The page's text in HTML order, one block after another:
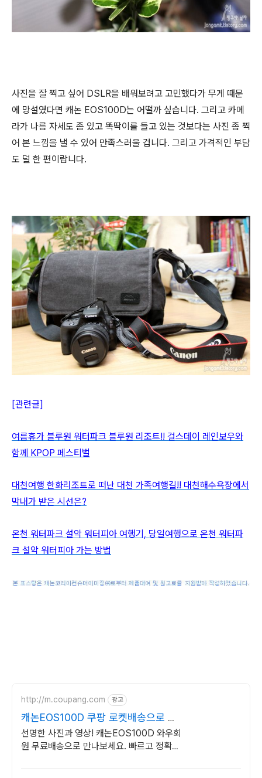
사진을 잘 찍고 싶어 DSLR을 배워보려고 고민했다가 무게 때문
에 망설였다면 캐논 EOS100D는 어떨까 싶습니다. 그리고 카메
라가 나름 자세도 좀 있고 똑딱이를 들고 있는 것보다는 사진 좀 찍
어 본 느낌을 낼 수 있어 만족스러울 겁니다. 그리고 가격적인 부담
도 덜 한 편이랍니다.
[관련글]
여름휴가 블루원 워터파크 블루원 리조트!! 걸스데이 레인보우와
함께 KPOP 페스티벌
대천여행 한화리조트로 떠난 대천 가족여행길!! 대천해수욕장에서
막내가 받은 시선은?
온천 워터파크 설악 워터피아 여행기, 당일여행으로 온천 워터파
크 설악 워터피아 가는 방법
http://m.coupang.com 광고
캐논EOS100D 쿠팡 로켓배송으로 빠
르게 준비
선명한 사진과 영상! 캐논EOS100D 와우회
원 무료배송으로 만나보세요. 빠르고 정확한